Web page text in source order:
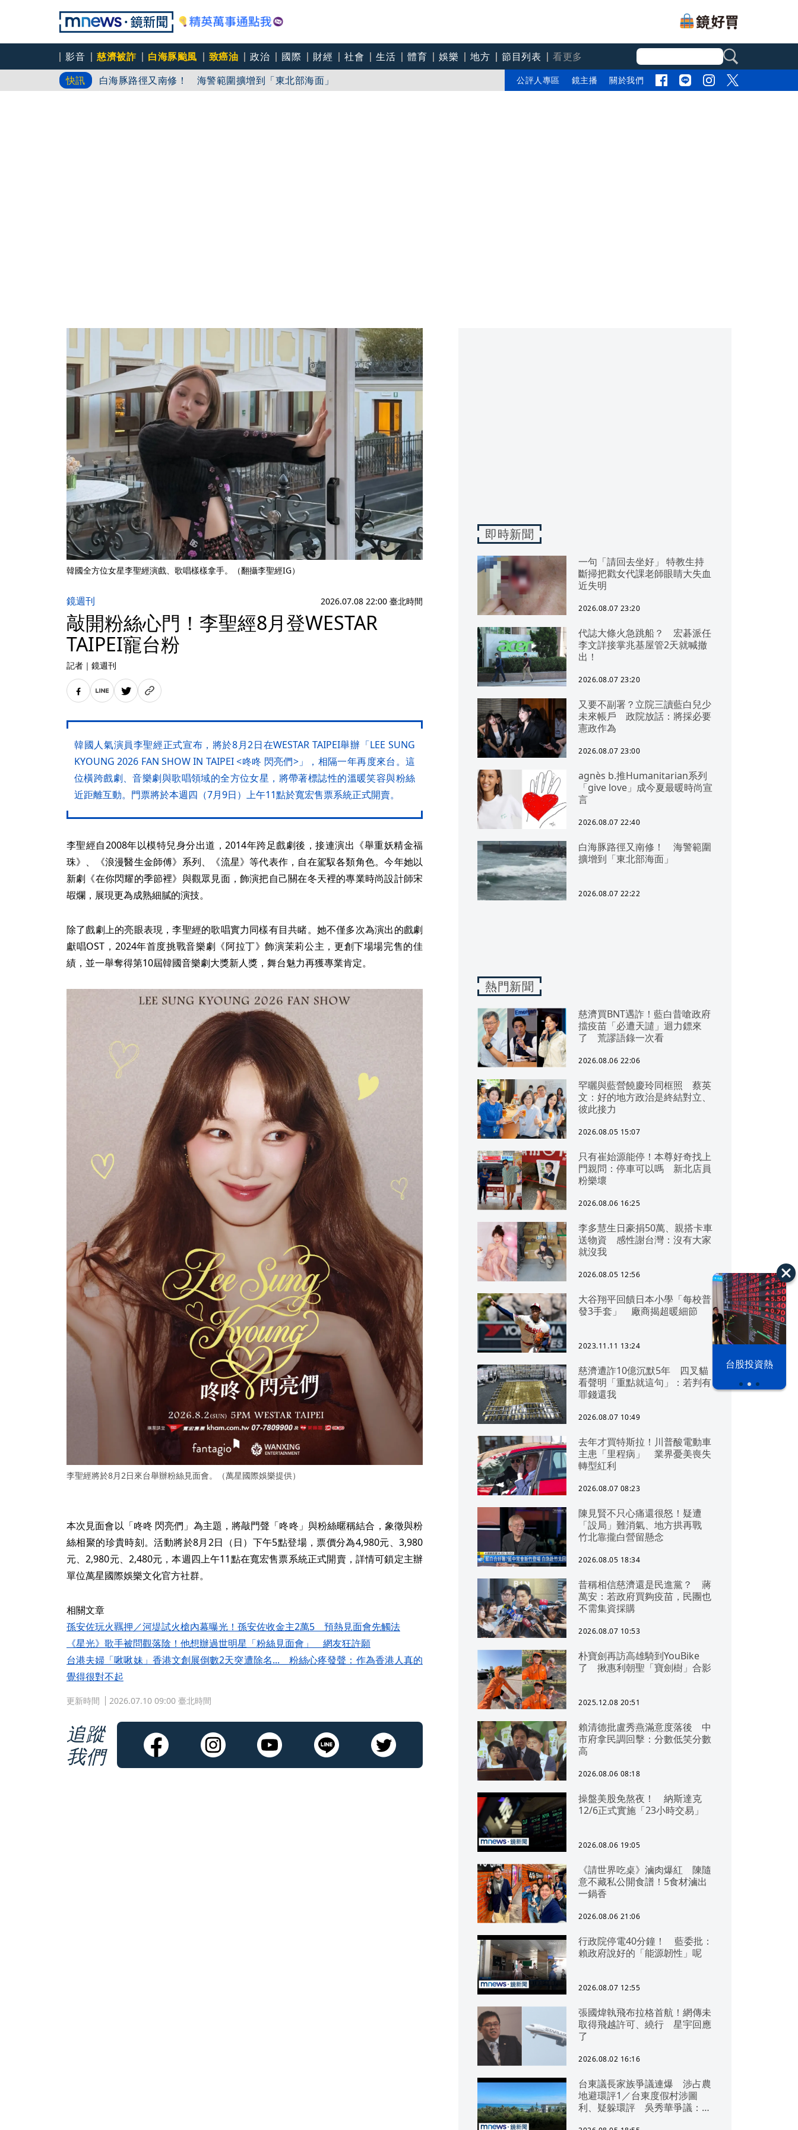
影音 慈濟被詐 白海豚颱風 致癌油 政治 國際 財經 社會 生活 體育 娛樂 地方 節目列表
看更多
快訊
白海豚路徑又南修！ 海警範圍擴增到「東北部海面」
慈濟挨詐十億／綠批抹黑「欠陳時中一個道歉」 柯志恩反嗆：比病毒還要毒
公評人專區 鏡主播 關於我們
漢光42演習 台股投資熱
韓國全方位女星李聖經演戲、歌唱樣樣拿手。（翻攝李聖經IG）
鏡週刊 2026.07.08 22:00 臺北時間
敲開粉絲心門！李聖經8月登WESTAR
TAIPEI寵台粉
記者 ｜ 鏡週刊
韓國人氣演員李聖經正式宣布，將於8月2日在WESTAR TAIPEI舉辦「LEE SUNG
KYOUNG 2026 FAN SHOW IN TAIPEI <咚咚 閃亮們>」，相隔一年再度來台。這
位橫跨戲劇、音樂劇與歌唱領域的全方位女星，將帶著標誌性的溫暖笑容與粉絲
近距離互動。門票將於本週四（7月9日）上午11點於寬宏售票系統正式開賣。
李聖經自2008年以模特兒身分出道，2014年跨足戲劇後，接連演出《舉重妖精金福
珠》、《浪漫醫生金師傅》系列、《流星》等代表作，自在駕馭各類角色。今年她以
新劇《在你閃耀的季節裡》與觀眾見面，飾演把自己關在冬天裡的專業時尚設計師宋
嘏爛，展現更為成熟細膩的演技。
除了戲劇上的亮眼表現，李聖經的歌唱實力同樣有目共睹。她不僅多次為演出的戲劇
獻唱OST，2024年首度挑戰音樂劇《阿拉丁》飾演茉莉公主，更創下場場完售的佳
績，並一舉奪得第10屆韓國音樂劇大獎新人獎，舞台魅力再獲專業肯定。
李聖經將於8月2日來台舉辦粉絲見面會。（萬星國際娛樂提供）
本次見面會以「咚咚 閃亮們」為主題，將敲門聲「咚咚」與粉絲暱稱結合，象徵與粉
絲相聚的珍貴時刻。活動將於8月2日（日）下午5點登場，票價分為4,980元、3,980
元、2,980元、2,480元，本週四上午11點在寬宏售票系統正式開賣，詳情可鎖定主辦
單位萬星國際娛樂文化官方社群。
相關文章
孫安佐玩火羈押／河堤試火槍內幕曝光！孫安佐收金主2萬5 預熱見面會先觸法
《星光》歌手被問觀落陰！他想辦過世明星「粉絲見面會」 網友狂許願
台港夫婦「啾啾妹」香港文創展倒數2天突遭除名... 粉絲心疼發聲：作為香港人真的
覺得很對不起
更新時間 2026.07.10 09:00 臺北時間
追蹤
我們
即時新聞
一句「請回去坐好」 特教生持
斷掃把戳女代課老師眼睛大失血
近失明
2026.08.07 23:20
代誌大條火急跳船？ 宏碁派任
李文詳接掌兆基屋管2天就喊撤
出！
2026.08.07 23:20
又要不副署？立院三讀藍白兒少
未來帳戶 政院放話：將採必要
憲政作為
2026.08.07 23:00
agnès b.推Humanitarian系列
「give love」成今夏最暖時尚宣
言
2026.08.07 22:40
白海豚路徑又南修！ 海警範圍
擴增到「東北部海面」
2026.08.07 22:22
熱門新聞
慈濟買BNT遇詐！藍白昔嗆政府
擋疫苗「必遭天譴」迴力鏢來
了 荒謬語錄一次看
2026.08.06 22:06
罕曬與藍營饒慶玲同框照 蔡英
文：好的地方政治是終結對立、
彼此接力
2026.08.05 15:07
只有崔始源能停！本尊好奇找上
門親問：停車可以嗎 新北店員
粉樂壞
2026.08.06 16:25
李多慧生日豪捐50萬、親搭卡車
送物資 感性謝台灣：沒有大家
就沒我
2026.08.05 12:56
大谷翔平回饋日本小學「每校普
發3手套」 廠商揭超暖細節
2023.11.11 13:24
慈濟遭詐10億沉默5年 四叉貓
看聲明「重點就這句」：若判有
罪錢還我
2026.08.07 10:49
去年才買特斯拉！川普酸電動車
主患「里程病」 業界憂美喪失
轉型紅利
2026.08.07 08:23
陳見賢不只心痛還很怒！疑遭
「設局」難消氣、地方拱再戰
竹北靠攏白營留懸念
2026.08.05 18:34
昔稱相信慈濟還是民進黨？ 蔣
萬安：若政府買夠疫苗，民團也
不需集資採購
2026.08.07 10:53
朴寶劍再訪高雄騎到YouBike
了 揪惠利朝聖「寶劍樹」合影
2025.12.08 20:51
賴清德批盧秀燕滿意度落後 中
市府拿民調回擊：分數低笑分數
高
2026.08.06 08:18
操盤美股免熬夜！ 納斯達克
12/6正式實施「23小時交易」
2026.08.06 19:05
《請世界吃桌》滷肉爆紅 陳隨
意不藏私公開食譜！5食材滷出
一鍋香
2026.08.06 21:06
行政院停電40分鐘！ 藍委批：
賴政府說好的「能源韌性」呢
2026.08.07 12:55
張國煒執飛布拉格首航！網傳未
取得飛越許可、繞行 星宇回應
了
2026.08.02 16:16
台東議長家族爭議連爆 涉占農
地避環評1／台東度假村涉圖
利、疑躲環評 吳秀華爭議：概